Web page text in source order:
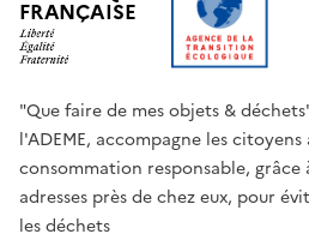
FRANÇAISE
"Que faire de mes objets &
l'ADEME, accompagne les
consommation responsable, grâce
adresses près de chez eux, pour
les déchets